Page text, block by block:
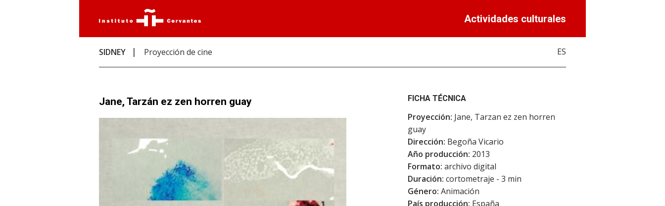
Actividades culturales
SIDNEY Proyección de cine ES
Jane, Tarzán ez zen horren guay FICHA TÉCNICA
Proyección: Jane, Tarzan ez zen horren
guay
Dirección: Begoña Vicario
Año producción: 2013
Formato: archivo digital
Duración: cortometraje - 3 min
Género: Animación
País producción: España